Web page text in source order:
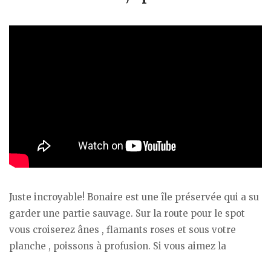
Juste incroyable! Bonaire est une île préservée qui a su
garder une partie sauvage. Sur la route pour le spot
vous croiserez ânes , flamants roses et sous votre
planche , poissons à profusion. Si vous aimez la